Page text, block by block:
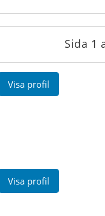
Sida 1
Visa profil
Visa profil